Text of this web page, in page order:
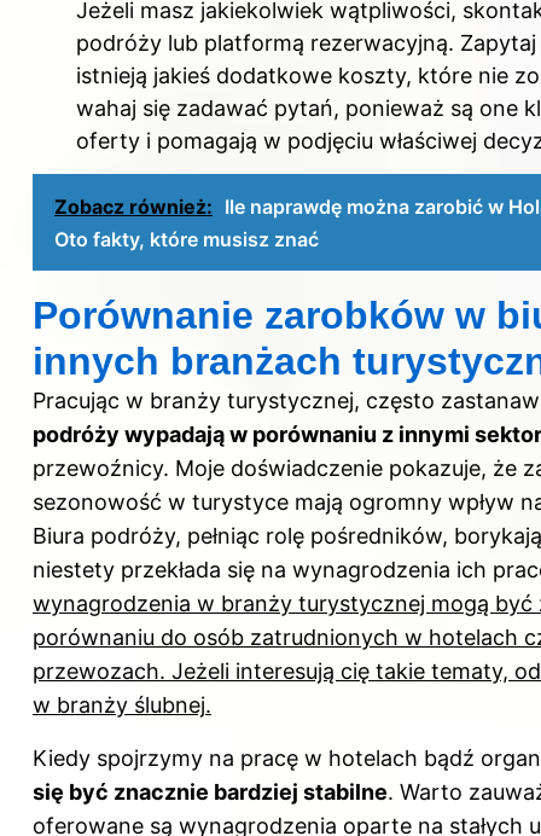
Jeżeli masz jakiekolwiek wątpliwości,
podróży lub platformą rezerwacyjną.
istnieją jakieś dodatkowe koszty, które nie
wahaj się zadawać pytań, ponieważ są one
oferty i pomagają w podjęciu właściwej
Zobacz również: Ile naprawdę można zarobić w
Oto fakty, które musisz znać
Porównanie zarobków w
innych branżach
Pracując w branży turystycznej, często
podróży wypadają w porównaniu z innymi
przewoźnicy. Moje doświadczenie pokazuje, że
sezonowość w turystyce mają ogromny wpływ
Biura podróży, pełniąc rolę pośredników,
niestety przekłada się na wynagrodzenia ich
wynagrodzenia w branży turystycznej mogą być
porównaniu do osób zatrudnionych w hotelach
przewozach. Jeżeli interesują cię takie tematy,
w branży ślubnej.
Kiedy spojrzymy na pracę w hotelach bądź
się być znacznie bardziej stabilne. Warto
oferowane są wynagrodzenia oparte na stałych